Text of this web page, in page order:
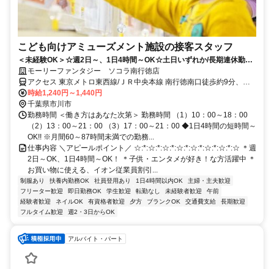
こども向けアミューズメント施設の接客スタッフ
＜未経験OK＞☆週2日～、1日4時間～OK☆土日いずれか/長期連休勤務
いただける方歓迎ゲーセン好き活躍中♪
モーリーファンタジー ソコラ南行徳店
アクセス 東京メトロ東西線/ＪＲ中央本線 南行徳南口徒歩約9分、東
京メトロ東西線/ＪＲ中央本線 浦安（千葉県）東口徒歩約17分、東京
メトロ東西線/ＪＲ中央本線 行徳徒歩約28分
時給1,240円～1,440円
千葉県市川市
勤務時間 ＜働き方はあなた次第＞ 勤務時間 （1）10：00～18：00
（2）13：00～21：00 （3）17：00～21：00 ◆1日4時間の短時間～
OK!! ※月間60～87時間未満での勤務...
仕事内容 ＼アピールポイント／ ☆:*:☆:*:☆:*:☆:*:☆:*:☆:*:☆:*:☆ ＊週
2日～OK、1日4時間～OK！ ＊子供・エンタメが好き！な方活躍中 ＊
お買い物に使える、イオン従業員割引...
制服あり 扶養内勤務OK 社員登用あり 1日4時間以内OK
主婦・主夫歓迎
フリーター歓迎
即日勤務OK 学生歓迎 転勤なし 未経験者歓迎
午前
経験者歓迎
ネイルOK 有資格者歓迎 夕方 ブランクOK 交通費支給
長期歓迎
フルタイム歓迎
週2・3日からOK
アルバイト・パート